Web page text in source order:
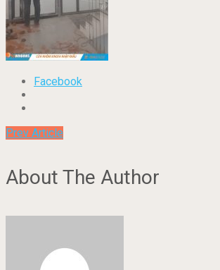
Facebook
Prev Article
About The Author